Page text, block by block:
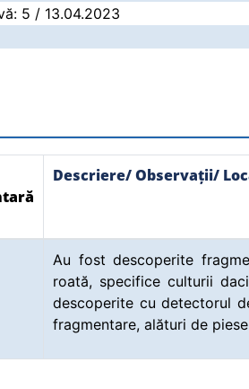
5 / 13.04.2023
Descriere/ Observații/
Au fost descoperite
roată, specifice culturii
descoperite cu detectorul
fragmentare, alături de